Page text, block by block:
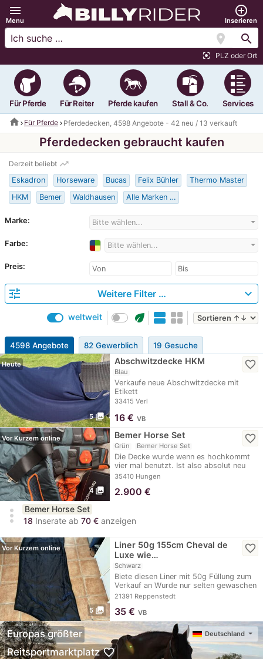
menu
Menu
add_circle_outline
Inserieren
location_on search
center_focus_strong PLZ oder Ort
Für Pferde Für Reiter Pferde kaufen Stall & Co. Services
home Für Pferde Pferdedecken, 4598 Angebote - 42 neu / 13 verkauft
Pferdedecken gebraucht kaufen
Derzeit beliebt trending_up
Eskadron Horseware Bucas Felix Bühler
Thermo Master
HKM
Bemer Waldhausen Alle Marken …
Marke: Bitte wählen...
Farbe: Bitte wählen...
Preis:
tune Weitere Filter … expand_more
weltweit eco
4598 Angebote 82 Gewerblich 19 Gesuche
5 photo_library
Heute Abschwitzdecke HKM
Blau
Verkaufe neue Abschwitzdecke mit
Etikett
33415 Verl
favorite_border
16 € VB
4 photo_library
Vor Kurzem online Bemer Horse Set
Grün Bemer Horse Set
Die Decke wurde wenn es hochkommt
vier mal benutzt. Ist also absolut neu
und nur ein…
35410 Hungen
favorite_border
2.900 €
more_vert
Bemer Horse Set
18 Inserate ab 70 € anzeigen
5 photo_library
Vor Kurzem online
Liner 50g 155cm Cheval de
Luxe wie…
Schwarz
Biete diesen Liner mit 50g Füllung zum
Verkauf an Wurde nur selten gewaschen
und…
21391 Reppenstedt
favorite_border
35 € VB
Deutschland
Europas größter
Reitsportmarktplatz favorite_border